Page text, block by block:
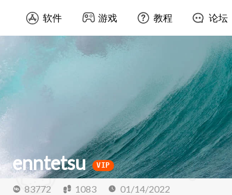
软件 游戏 教程 论坛
enntetsu VIP
83772 1083
01/14/2022